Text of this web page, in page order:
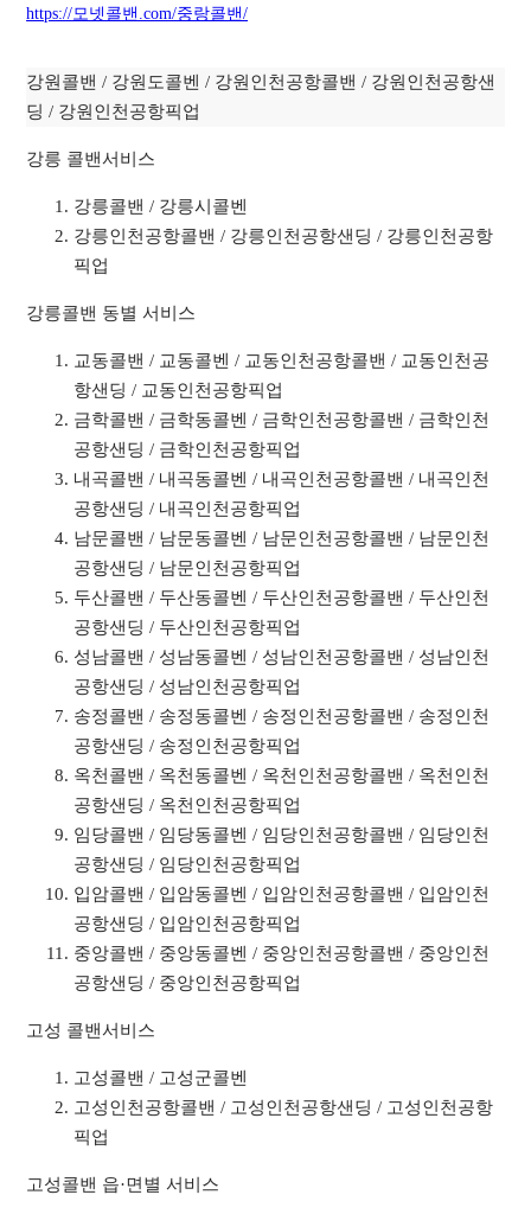
https://모넷콜밴.com/중랑콜밴/
강원콜밴 / 강원도콜벤 / 강원인천공항콜밴 / 강원인천공항샌
딩 / 강원인천공항픽업
강릉 콜밴서비스
강릉콜밴 / 강릉시콜벤
강릉인천공항콜밴 / 강릉인천공항샌딩 / 강릉인천공항
픽업
강릉콜밴 동별 서비스
교동콜밴 / 교동콜벤 / 교동인천공항콜밴 / 교동인천공
항샌딩 / 교동인천공항픽업
금학콜밴 / 금학동콜벤 / 금학인천공항콜밴 / 금학인천
공항샌딩 / 금학인천공항픽업
내곡콜밴 / 내곡동콜벤 / 내곡인천공항콜밴 / 내곡인천
공항샌딩 / 내곡인천공항픽업
남문콜밴 / 남문동콜벤 / 남문인천공항콜밴 / 남문인천
공항샌딩 / 남문인천공항픽업
두산콜밴 / 두산동콜벤 / 두산인천공항콜밴 / 두산인천
공항샌딩 / 두산인천공항픽업
성남콜밴 / 성남동콜벤 / 성남인천공항콜밴 / 성남인천
공항샌딩 / 성남인천공항픽업
송정콜밴 / 송정동콜벤 / 송정인천공항콜밴 / 송정인천
공항샌딩 / 송정인천공항픽업
옥천콜밴 / 옥천동콜벤 / 옥천인천공항콜밴 / 옥천인천
공항샌딩 / 옥천인천공항픽업
임당콜밴 / 임당동콜벤 / 임당인천공항콜밴 / 임당인천
공항샌딩 / 임당인천공항픽업
입암콜밴 / 입암동콜벤 / 입암인천공항콜밴 / 입암인천
공항샌딩 / 입암인천공항픽업
중앙콜밴 / 중앙동콜벤 / 중앙인천공항콜밴 / 중앙인천
공항샌딩 / 중앙인천공항픽업
고성 콜밴서비스
고성콜밴 / 고성군콜벤
고성인천공항콜밴 / 고성인천공항샌딩 / 고성인천공항
픽업
고성콜밴 읍·면별 서비스